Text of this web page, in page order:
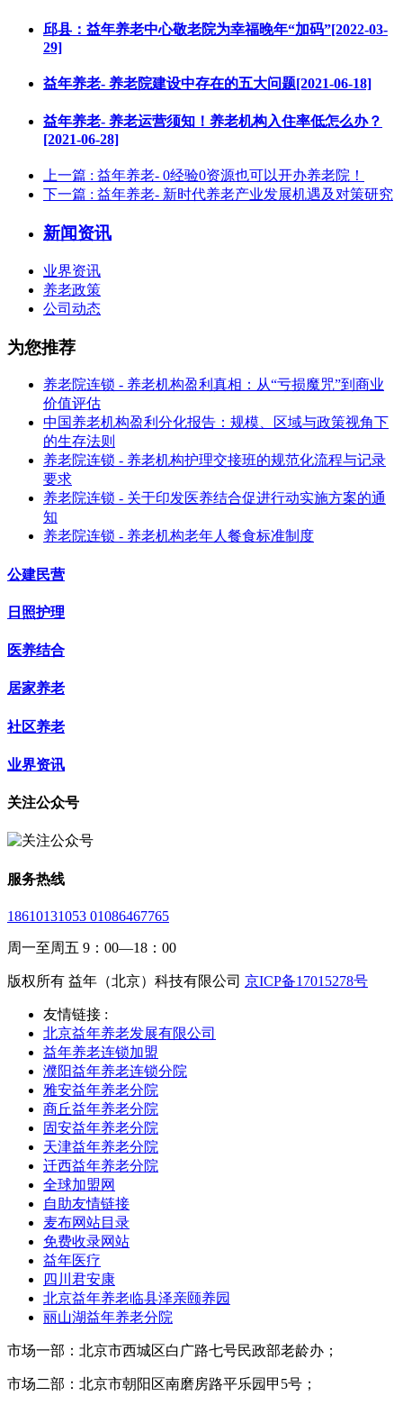
邱县：益年养老中心敬老院为幸福晚年“加码”[2022-03-
29]
益年养老- 养老院建设中存在的五大问题[2021-06-18]
益年养老- 养老运营须知！养老机构入住率低怎么办？
[2021-06-28]
上一篇 : 益年养老- 0经验0资源也可以开办养老院！
下一篇 : 益年养老- 新时代养老产业发展机遇及对策研究
新闻资讯
业界资讯
养老政策
公司动态
为您推荐
养老院连锁 - 养老机构盈利真相：从“亏损魔咒”到商业
价值评估
中国养老机构盈利分化报告：规模、区域与政策视角下
的生存法则
养老院连锁 - 养老机构护理交接班的规范化流程与记录
要求
养老院连锁 - 关于印发医养结合促进行动实施方案的通
知
养老院连锁 - 养老机构老年人餐食标准制度
公建民营
日照护理
医养结合
居家养老
社区养老
业界资讯
关注公众号
服务热线
18610131053 01086467765
周一至周五 9：00—18：00
版权所有 益年（北京）科技有限公司 京ICP备17015278号
友情链接 :
北京益年养老发展有限公司
益年养老连锁加盟
濮阳益年养老连锁分院
雅安益年养老分院
商丘益年养老分院
固安益年养老分院
天津益年养老分院
迁西益年养老分院
全球加盟网
自助友情链接
麦布网站目录
免费收录网站
益年医疗
四川君安康
北京益年养老临县泽亲颐养园
丽山湖益年养老分院
市场一部：北京市西城区白广路七号民政部老龄办；
市场二部：北京市朝阳区南磨房路平乐园甲5号；